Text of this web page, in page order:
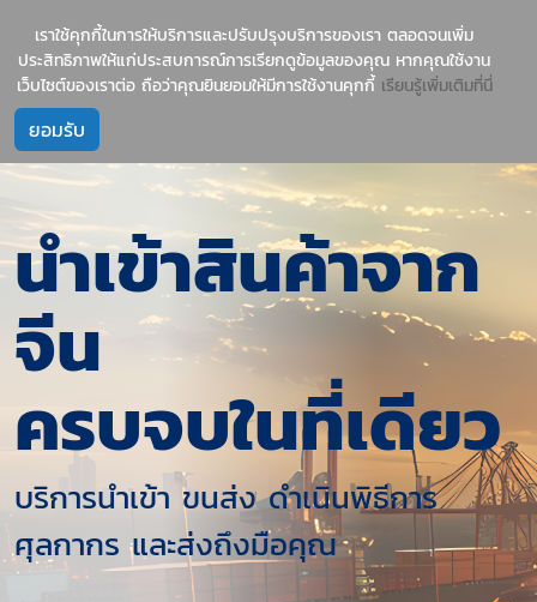
1237 บริการนำเข้าสินค้าจีน-ไทย อย่างมืออาชีพ
นำเข้าสินค้าจาก
จีน
ครบจบในที่เดียว
บริการนำเข้า ขนส่ง ดำเนินพิธีการ
ศุลกากร และส่งถึงมือคุณ
เราใช้คุกกี้ในการให้บริการและปรับปรุงบริการของเรา ตลอดจนเพิ่ม
ประสิทธิภาพให้แก่ประสบการณ์การเรียกดูข้อมูลของคุณ หากคุณใช้งาน
เว็บไซต์ของเราต่อ ถือว่าคุณยินยอมให้มีการใช้งานคุกกี้ เรียนรู้เพิ่มเติมที่นี่